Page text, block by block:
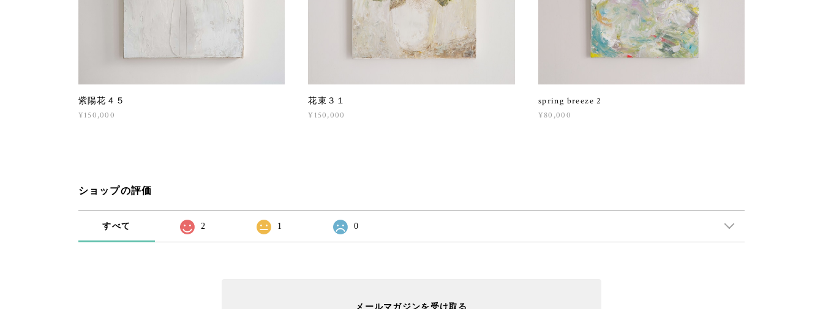
紫陽花４５
¥150,000
花束３１
¥150,000
spring breeze 2
¥80,000
ショップの評価
すべて 2 1 0
メールマガジンを受け取る